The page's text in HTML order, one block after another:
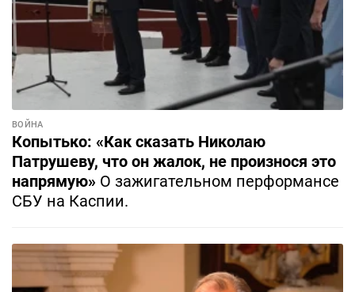
ВОЙНА
Копытько: «Как сказать Николаю
Патрушеву, что он жалок, не произнося это
напрямую» О зажигательном перформансе
СБУ на Каспии.